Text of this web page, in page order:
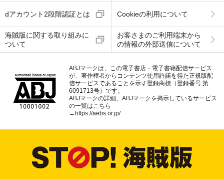
dアカウント2段階認証とは Cookieの利用について
海賊版に関する取り組みに
ついて
お客さまのご利用端末から
の情報の外部送信について
ABJマークは、この電子書店・電子書籍配信サービス
が、著作権者からコンテンツ使用許諾を得た正規版配
信サービスであることを示す登録商標（登録番号 第
6091713号）です。
ABJマークの詳細、ABJマークを掲示しているサービス
の一覧はこちら
→ https://aebs.or.jp/